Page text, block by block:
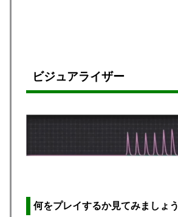
ビジュアライザー
何をプレイするか見てみましょう